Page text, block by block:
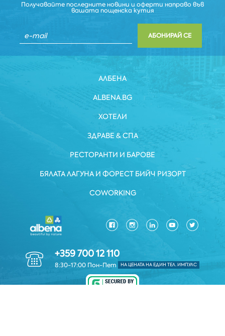
Получавайте последните новини и оферти направо във
вашата пощенска кутия
АБОНИРАЙ СЕ
АЛБЕНА
ALBENA.BG
ХОТЕЛИ
ЗДРАВЕ & СПА
РЕСТОРАНТИ И БАРОВЕ
БЯЛАТА ЛАГУНА И ФОРЕСТ БИЙЧ РИЗОРТ
COWORKING
+359 700 12 110
8:30-17:00 Пон-Пет НА ЦЕНАТА НА ЕДИН ТЕЛ. ИМПУЛС